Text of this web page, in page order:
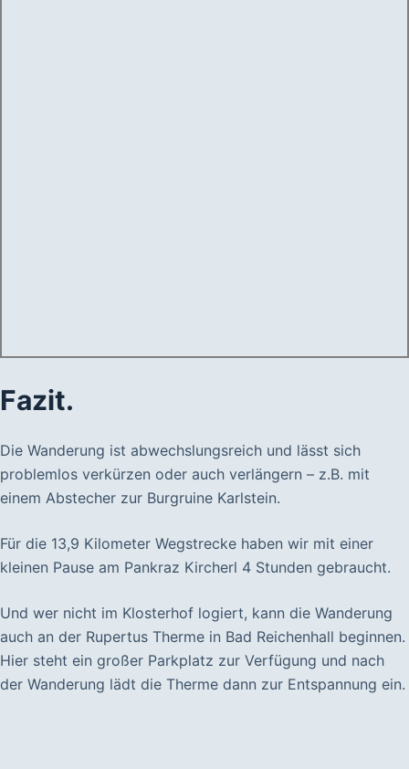
Fazit.
Die Wanderung ist abwechslungsreich und lässt sich
problemlos verkürzen oder auch verlängern – z.B. mit
einem Abstecher zur Burgruine Karlstein.
Für die 13,9 Kilometer Wegstrecke haben wir mit einer
kleinen Pause am Pankraz Kircherl 4 Stunden gebraucht.
Und wer nicht im Klosterhof logiert, kann die Wanderung
auch an der Rupertus Therme in Bad Reichenhall beginnen.
Hier steht ein großer Parkplatz zur Verfügung und nach
der Wanderung lädt die Therme dann zur Entspannung ein.